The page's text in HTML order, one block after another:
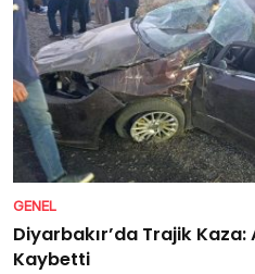
GENEL
Diyarbakır’da Trajik Kaza:
Kaybetti